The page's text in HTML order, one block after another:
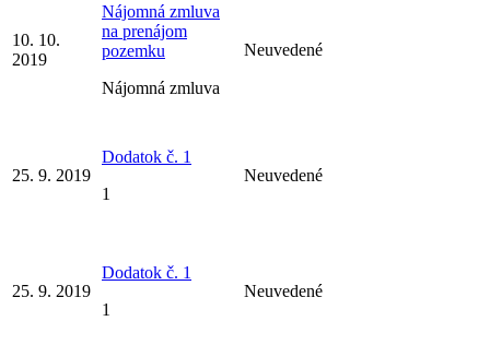
10. 10.
2019
Nájomná zmluva
na prenájom
pozemku
Nájomná zmluva
Neuvedené
25. 9. 2019
Dodatok č. 1
1
Neuvedené
25. 9. 2019
Dodatok č. 1
1
Neuvedené